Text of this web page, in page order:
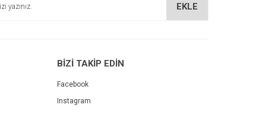
EKLE
BİZİ TAKİP EDİN
Facebook
Instagram